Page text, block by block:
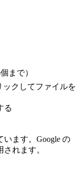
まで）
ックしてファイルを
る
います。Google の
されます。